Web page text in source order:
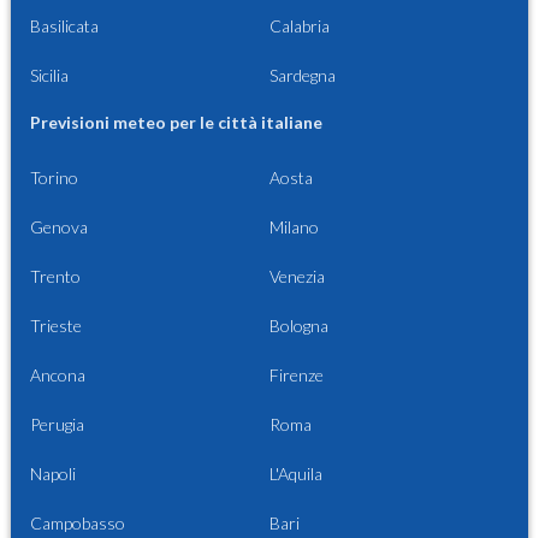
Basilicata Calabria
Sicilia Sardegna
Previsioni meteo per le città italiane
Torino Aosta
Genova Milano
Trento Venezia
Trieste Bologna
Ancona Firenze
Perugia Roma
Napoli L'Aquila
Campobasso Bari